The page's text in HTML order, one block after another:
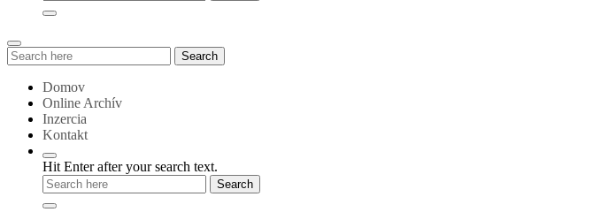
Search
for:
Search
Domov
Online Archív
Inzercia
Kontakt
Hit Enter after your search text.